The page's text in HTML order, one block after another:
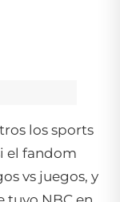
los sports
el fandom
vs juegos, y